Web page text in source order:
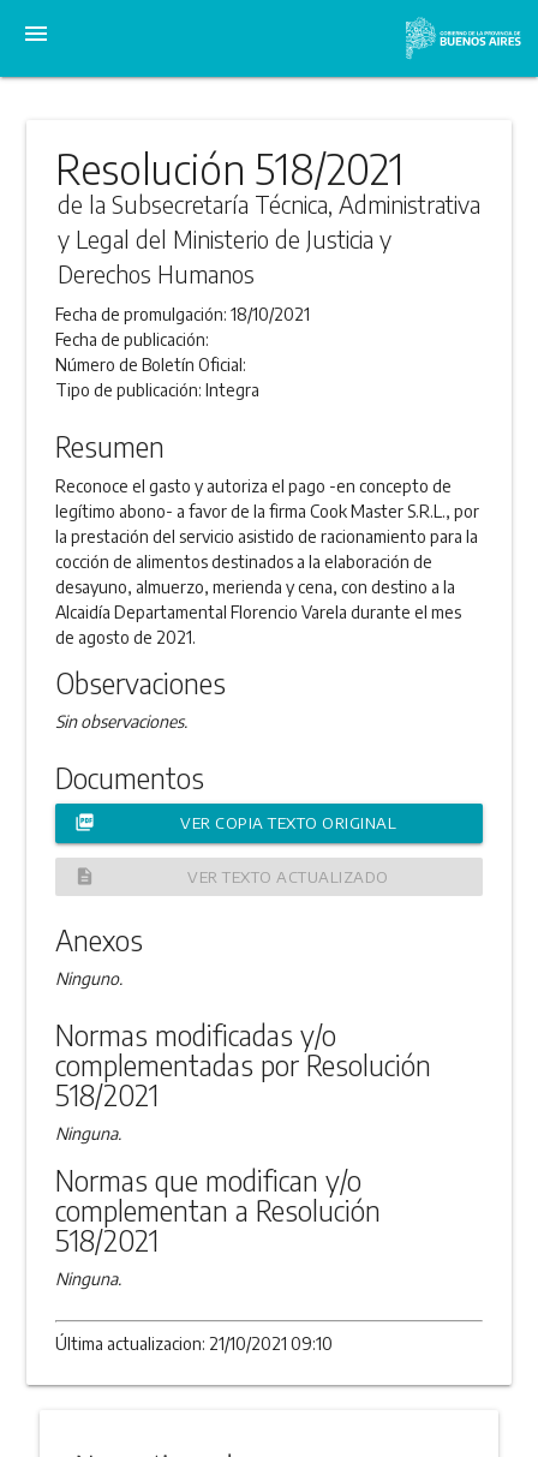
menu
Resolución 518/2021
de la Subsecretaría Técnica, Administrativa
y Legal del Ministerio de Justicia y
Derechos Humanos
Fecha de promulgación:18/10/2021
Fecha de publicación:
Número de Boletín Oficial:
Tipo de publicación:Integra
Resumen
Reconoce el gasto y autoriza el pago -en concepto de
legítimo abono- a favor de la firma Cook Master S.R.L., por
la prestación del servicio asistido de racionamiento para la
cocción de alimentos destinados a la elaboración de
desayuno, almuerzo, merienda y cena, con destino a la
Alcaidía Departamental Florencio Varela durante el mes
de agosto de 2021.
Observaciones
Sin observaciones.
Documentos
picture_as_pdf VER COPIA TEXTO ORIGINAL
description VER TEXTO ACTUALIZADO
Anexos
Ninguno.
Normas modificadas y/o
complementadas por Resolución
518/2021
Ninguna.
Normas que modifican y/o
complementan a Resolución
518/2021
Ninguna.
Última actualizacion: 21/10/2021 09:10